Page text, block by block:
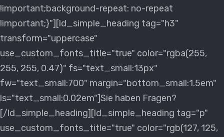
!important;background-repeat: no-repeat
!important;}"][ld_simple_heading tag="h3"
transform="uppercase"
use_custom_fonts_title="true" color="rgba(255,
255, 255, 0.47)" fs="text_small:13px"
fw="text_small:700" margin="bottom_small:1.5em"
ls="text_small:0.02em"]Sie haben Fragen?
[/ld_simple_heading][ld_simple_heading tag="p"
use_custom_fonts_title="true" color="rgb(127, 125,